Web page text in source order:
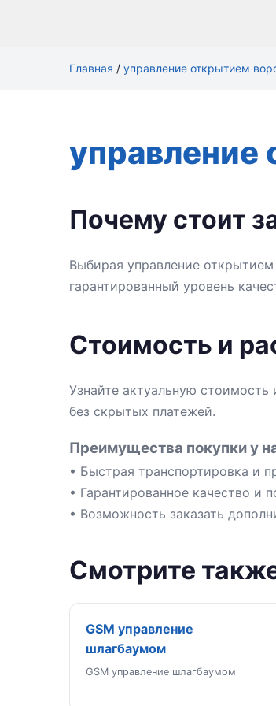
Главная / управление открытием
управление
Почему стоит
Выбирая управление
гарантированный уровень
Стоимость и
Узнайте актуальную
без скрытых платежей.
Преимущества покупки у
• Быстрая транспортировка и
• Гарантированное качество и
• Возможность заказать
Смотрите
GSM управление
шлагбаумом
GSM управление шлагбаумом